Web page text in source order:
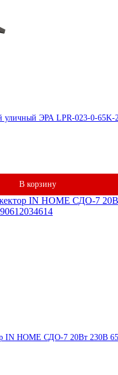
уличный ЭРА LPR-023-0-65K-
В корзину
IN HOME СДО-7 20Вт 230В